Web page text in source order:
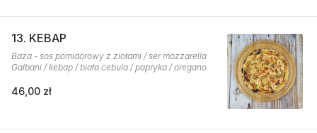
13. KEBAP
Baza - sos pomidorowy z ziołami / ser mozzarella
Galbani / kebap / biała cebula / papryka / oregano
46,00 zł